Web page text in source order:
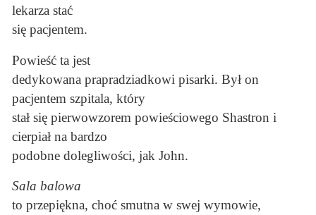
lekarza stać
się pacjentem.
Powieść ta jest
dedykowana prapradziadkowi pisarki. Był on
pacjentem szpitala, który
stał się pierwowzorem powieściowego Shastron i
cierpiał na bardzo
podobne dolegliwości, jak John.
Sala balowa
to przepiękna, choć smutna w swej wymowie,